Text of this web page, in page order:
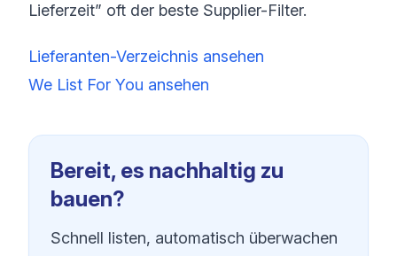
Lieferzeit” oft der beste Supplier-Filter.
Lieferanten-Verzeichnis ansehen
We List For You ansehen
Bereit, es nachhaltig zu
bauen?
Schnell listen, automatisch überwachen